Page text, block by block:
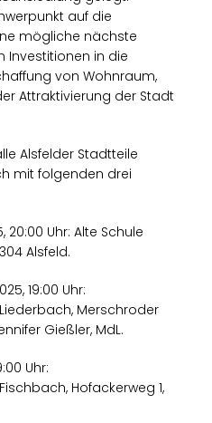
auf die
mögliche nächste
Investitionen in die
von Wohnraum,
Attraktivierung der Stadt
Alsfelder Stadtteile
mit folgenden drei
20:00 Uhr: Alte Schule
Alsfeld.
19:00 Uhr:
Merschroder
Gießler, MdL.
Uhr:
Hofackerweg 1,